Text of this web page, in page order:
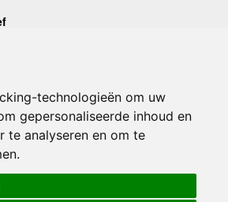
technologieën om uw
gepersonaliseerde inhoud en
te analyseren en om te
Inschrijven